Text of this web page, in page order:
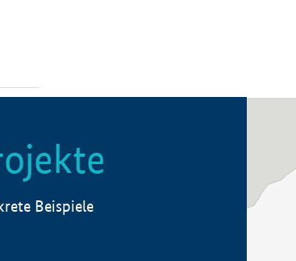
Beispiele